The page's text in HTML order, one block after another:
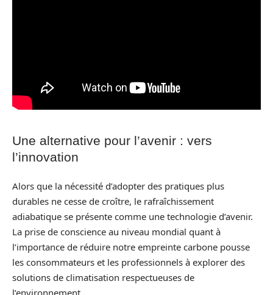
Une alternative pour l’avenir : vers
l’innovation
Alors que la nécessité d’adopter des pratiques plus
durables ne cesse de croître, le rafraîchissement
adiabatique se présente comme une technologie d’avenir.
La prise de conscience au niveau mondial quant à
l’importance de réduire notre empreinte carbone pousse
les consommateurs et les professionnels à explorer des
solutions de climatisation respectueuses de